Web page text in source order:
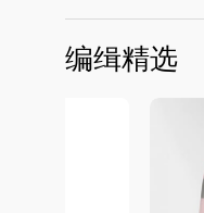
编缉精选